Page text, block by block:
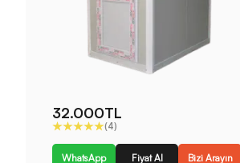
32.000TL
(4)
WhatsApp Fiyat Al Bizi Arayın